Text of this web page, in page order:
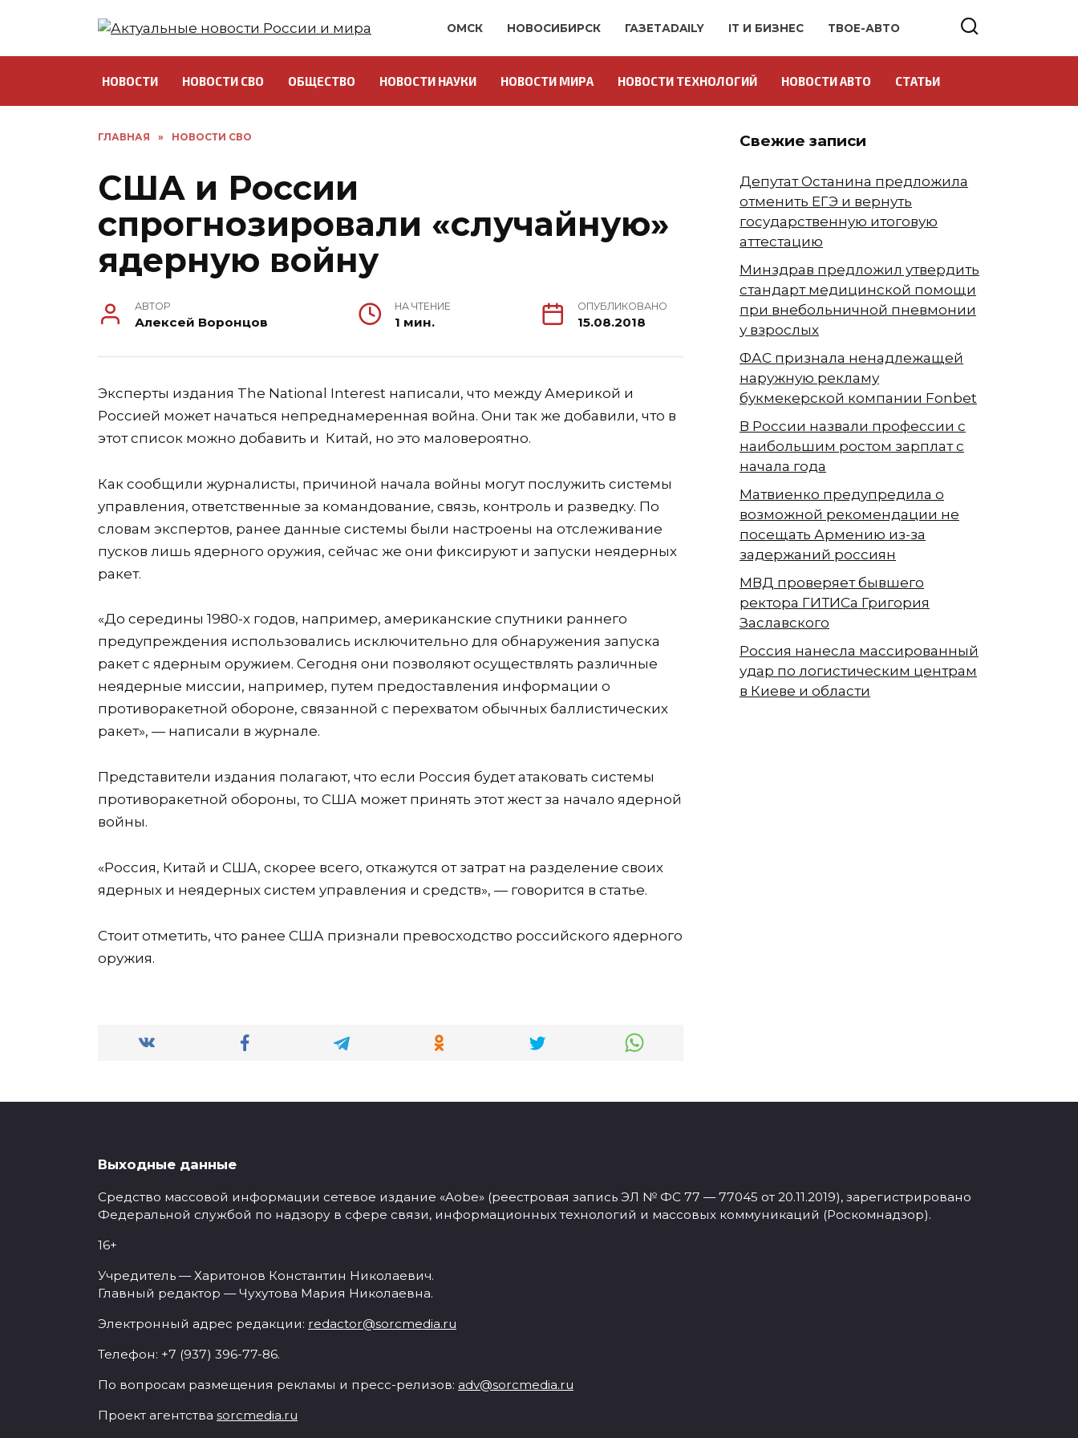
ОМСК НОВОСИБИРСК ГАЗЕТАDAILY IT И БИЗНЕС ТВОЕ-АВТО
НОВОСТИ НОВОСТИ СВО ОБЩЕСТВО НОВОСТИ НАУКИ НОВОСТИ МИРА НОВОСТИ ТЕХНОЛОГИЙ НОВОСТИ АВТО СТАТЬИ
ГЛАВНАЯ » НОВОСТИ СВО
США и России
спрогнозировали «случайную»
ядерную войну
АВТОР
Алексей Воронцов
НА ЧТЕНИЕ
1 мин.
ОПУБЛИКОВАНО
15.08.2018
Эксперты издания The National Interest написали, что между Америкой и
Россией может начаться непреднамеренная война. Они так же добавили, что в
этот список можно добавить и Китай, но это маловероятно.
Как сообщили журналисты, причиной начала войны могут послужить системы
управления, ответственные за командование, связь, контроль и разведку. По
словам экспертов, ранее данные системы были настроены на отслеживание
пусков лишь ядерного оружия, сейчас же они фиксируют и запуски неядерных
ракет.
«До середины 1980-х годов, например, американские спутники раннего
предупреждения использовались исключительно для обнаружения запуска
ракет с ядерным оружием. Сегодня они позволяют осуществлять различные
неядерные миссии, например, путем предоставления информации о
противоракетной обороне, связанной с перехватом обычных баллистических
ракет», — написали в журнале.
Представители издания полагают, что если Россия будет атаковать системы
противоракетной обороны, то США может принять этот жест за начало ядерной
войны.
«Россия, Китай и США, скорее всего, откажутся от затрат на разделение своих
ядерных и неядерных систем управления и средств», — говорится в статье.
Стоит отметить, что ранее США признали превосходство российского ядерного
оружия.
Свежие записи
Депутат Останина предложила
отменить ЕГЭ и вернуть
государственную итоговую
аттестацию
Минздрав предложил утвердить
стандарт медицинской помощи
при внебольничной пневмонии
у взрослых
ФАС признала ненадлежащей
наружную рекламу
букмекерской компании Fonbet
В России назвали профессии с
наибольшим ростом зарплат с
начала года
Матвиенко предупредила о
возможной рекомендации не
посещать Армению из-за
задержаний россиян
МВД проверяет бывшего
ректора ГИТИСа Григория
Заславского
Россия нанесла массированный
удар по логистическим центрам
в Киеве и области
Выходные данные
Средство массовой информации сетевое издание «Aobe» (реестровая запись ЭЛ № ФС 77 — 77045 от 20.11.2019), зарегистрировано
Федеральной службой по надзору в сфере связи, информационных технологий и массовых коммуникаций (Роскомнадзор).
16+
Учредитель — Харитонов Константин Николаевич.
Главный редактор — Чухутова Мария Николаевна.
Электронный адрес редакции: redactor@sorcmedia.ru
Телефон: +7 (937) 396-77-86.
По вопросам размещения рекламы и пресс-релизов: adv@sorcmedia.ru
Проект агентства sorcmedia.ru